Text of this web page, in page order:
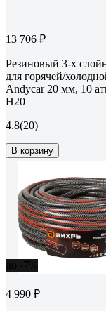
13 706 ₽
Резиновый 3-х
для горячей/
Andycar 20 мм, 10
H20
4.8(20)
В корзину
4 990 ₽